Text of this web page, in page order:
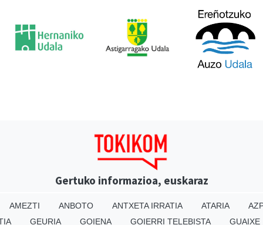
Gertuko informazioa, euskaraz
AMEZTI ANBOTO ANTXETA IRRATIA ATARIA
GEURIA GOIENA GOIERRI TELEBISTA GUAIXE